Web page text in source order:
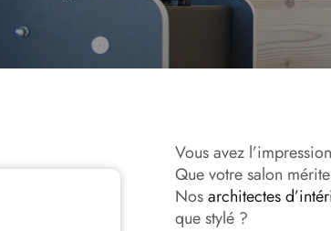
Vous avez
Que votre salon
Nosarchitectes
que stylé ?